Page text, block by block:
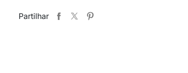
Partilhar